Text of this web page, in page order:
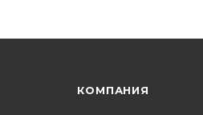
КОМПАНИЯ